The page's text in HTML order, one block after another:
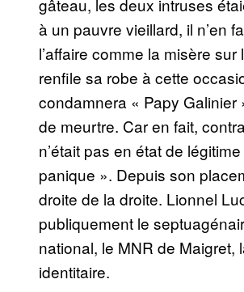
à un pauvre vieillard, il n’en
l’affaire comme la misère
renfile sa robe à cette
condamnera « Papy
de meurtre. Car en fait,
n’était pas en état de
panique ». Depuis son
droite de la droite. Lionnel
publiquement le
national, le MNR de Maigret,
identitaire.